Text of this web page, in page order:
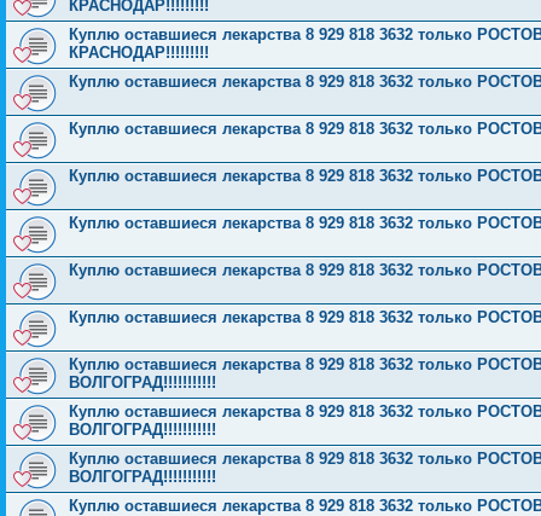
КРАСНОДАР!!!!!!!!!
Куплю оставшиеся лекарства 8 929 818 3632 только
КРАСНОДАР!!!!!!!!!
Куплю оставшиеся лекарства 8 929 818 3632 только
Куплю оставшиеся лекарства 8 929 818 3632 только
Куплю оставшиеся лекарства 8 929 818 3632 только
Куплю оставшиеся лекарства 8 929 818 3632 только
Куплю оставшиеся лекарства 8 929 818 3632 только
Куплю оставшиеся лекарства 8 929 818 3632 только
Куплю оставшиеся лекарства 8 929 818 3632 только
ВОЛГОГРАД!!!!!!!!!!!
Куплю оставшиеся лекарства 8 929 818 3632 только
ВОЛГОГРАД!!!!!!!!!!!
Куплю оставшиеся лекарства 8 929 818 3632 только
ВОЛГОГРАД!!!!!!!!!!!
Куплю оставшиеся лекарства 8 929 818 3632 только